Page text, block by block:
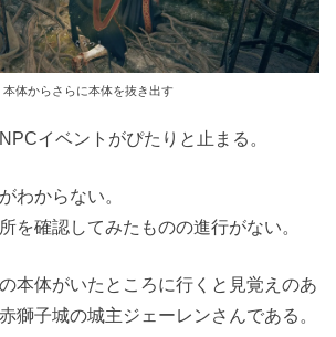
本体からさらに本体を抜き出す
イベントがぴたりと止まる。
わからない。
を確認してみたものの進行がない。
本体がいたところに行くと見覚えのあ
獅子城の城主ジェーレンさんである。